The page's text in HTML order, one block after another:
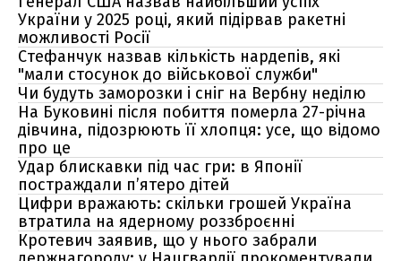
України у 2025 році, який підірвав ракетні
можливості Росії
Стефанчук назвав кількість нардепів, які
"мали стосунок до військової служби"
Чи будуть заморозки і сніг на Вербну неділю
На Буковині після побиття померла 27-річна
дівчина, підозрюють її хлопця: усе, що відомо
про це
Удар блискавки під час гри: в Японії
постраждали п’ятеро дітей
Цифри вражають: скільки грошей Україна
втратила на ядерному роззброєнні
Кротевич заявив, що у нього забрали